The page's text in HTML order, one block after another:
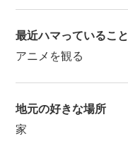
最近ハマっていること
アニメを観る
地元の好きな場所
家